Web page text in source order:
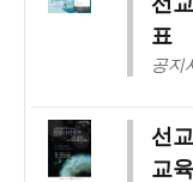
표
공지
선
교육